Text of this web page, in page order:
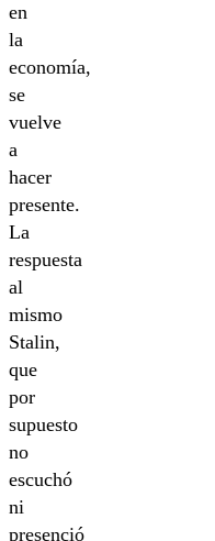
en
la
economía,
se
vuelve
a
hacer
presente.
La
respuesta
al
mismo
Stalin,
que
por
supuesto
no
escuchó
ni
presenció